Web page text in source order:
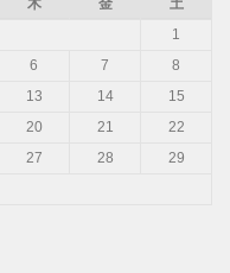
1
6 7
8
13 14
15
20 21
22
27 28
29